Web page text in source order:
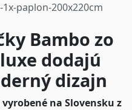
paplon-200x220cm
Bambo zo
dodajú
dizajn
vyrobené na Slovensku z